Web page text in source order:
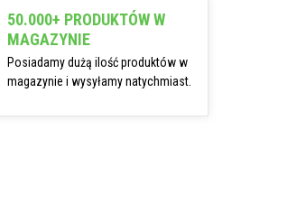
50.000+ PRODUKTÓW W
MAGAZYNIE
Posiadamy dużą ilość produktów w
magazynie i wysyłamy natychmiast.